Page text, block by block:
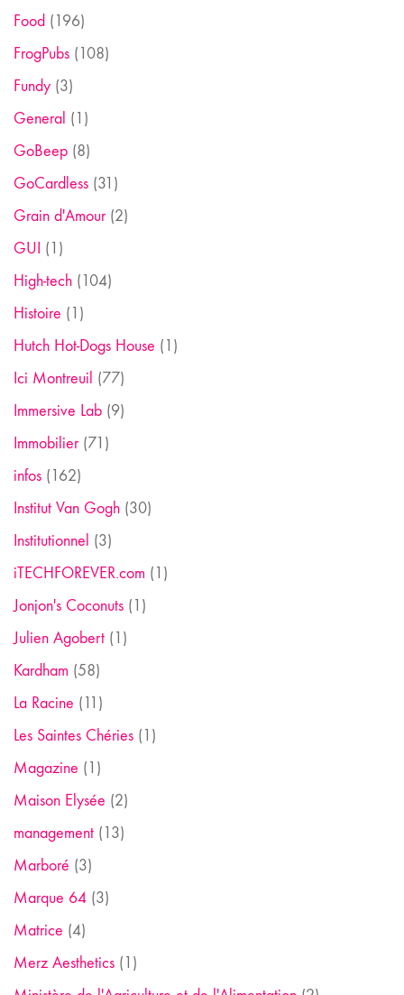
Food (196)
FrogPubs (108)
Fundy (3)
General (1)
GoBeep (8)
GoCardless (31)
Grain d'Amour(2)
GUI (1)
High-tech (104)
Histoire (1)
Hutch Hot-Dogs House (1)
Ici Montreuil (77)
Immersive Lab (9)
Immobilier(71)
infos (162)
Institut Van Gogh (30)
Institutionnel (3)
iTECHFOREVER.com (1)
Jonjon's Coconuts (1)
Julien Agobert (1)
Kardham (58)
La Racine (11)
Les Saintes Chéries (1)
Magazine (1)
Maison Elysée (2)
management (13)
Marboré (3)
Marque 64 (3)
Matrice (4)
Merz Aesthetics (1)